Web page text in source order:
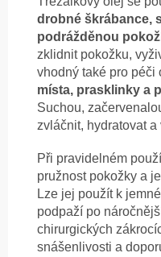
drobné škrábance,
podrážděnou
zklidnit pokožku,
vhodný také pro péči
místa, prasklinky a
Suchou,
zvláčnit, hydratovat a
Při pravidelném
pružnost pokožky a
Lze jej použít k
podpaží po
chirurgických
snášenlivosti a